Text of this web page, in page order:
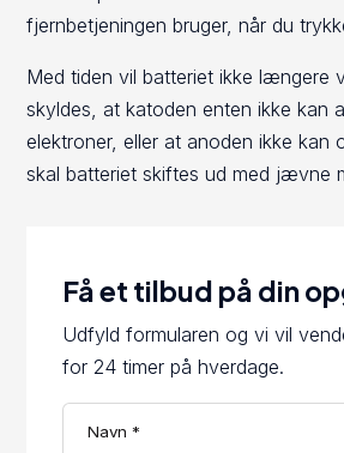
fjernbetjeningen bruger, når du
Med tiden vil batteriet ikke længere
skyldes, at katoden enten ikke kan
elektroner, eller at anoden ikke kan
skal batteriet skiftes ud med jævne
Få et tilbud på din
Udfyld formularen og vi vil
for 24 timer på hverdage.